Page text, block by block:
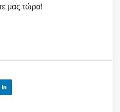
μας τώρα!